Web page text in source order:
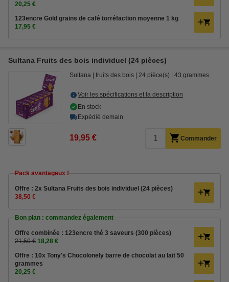
20,25 €
123encre Gold grains de café torréfaction moyenne 1 kg
17,95 €
Sultana Fruits des bois individuel (24 pièces)
Sultana fruits des bois 24 pièce(s) 43 grammes
Voir les spécifications et la description
En stock
Expédié demain
19,95 € Commander
Pack avantageux !
Offre : 2x Sultana Fruits des bois individuel (24 pièces)
38,50 €
Bon plan : commandez également
Offre combinée : 123encre thé 3 saveurs (300 pièces)
21,50 € 18,28 €
Offre : 10x Tony's Chocolonely barre de chocolat au lait 50
grammes
20,25 €